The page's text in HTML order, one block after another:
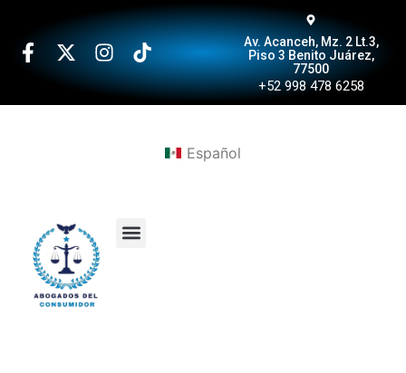
Av. Acanceh, Mz. 2 Lt.3,
Piso 3 Benito Juárez,
77500
+52 998 478 6258
Español